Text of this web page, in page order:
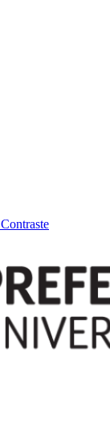
Contraste